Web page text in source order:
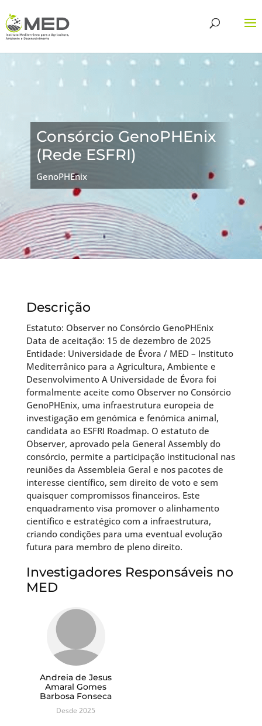
Consórcio GenoPHEnix
(Rede ESFRI)
GenoPHEnix
Descrição
Estatuto: Observer no Consórcio GenoPHEnix
Data de aceitação: 15 de dezembro de 2025
Entidade: Universidade de Évora / MED – Instituto
Mediterrânico para a Agricultura, Ambiente e
Desenvolvimento A Universidade de Évora foi
formalmente aceite como Observer no Consórcio
GenoPHEnix, uma infraestrutura europeia de
investigação em genómica e fenómica animal,
candidata ao ESFRI Roadmap. O estatuto de
Observer, aprovado pela General Assembly do
consórcio, permite a participação institucional nas
reuniões da Assembleia Geral e nos pacotes de
interesse científico, sem direito de voto e sem
quaisquer compromissos financeiros. Este
enquadramento visa promover o alinhamento
científico e estratégico com a infraestrutura,
criando condições para uma eventual evolução
futura para membro de pleno direito.
Investigadores Responsáveis no
MED
Andreia de Jesus
Amaral Gomes
Barbosa Fonseca
Desde 2025